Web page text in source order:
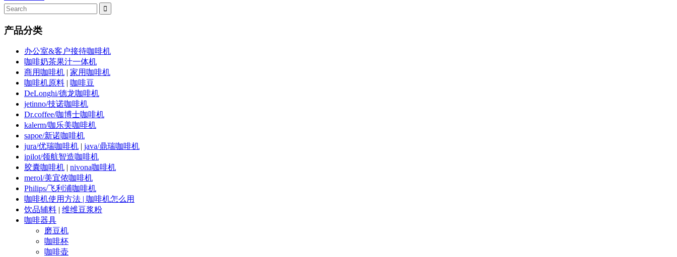
产品分类
办公室&客户接待咖啡机
咖啡奶茶果汁一体机
商用咖啡机 | 家用咖啡机
咖啡机原料 | 咖啡豆
DeLonghi/德龙咖啡机
jetinno/技诺咖啡机
Dr.coffee/咖博士咖啡机
kalerm/咖乐美咖啡机
sapoe/新诺咖啡机
jura/优瑞咖啡机 | java/鼎瑞咖啡机
ipilot/领航智造咖啡机
胶囊咖啡机 | nivona咖啡机
merol/美宜侬咖啡机
Philips/飞利浦咖啡机
咖啡机使用方法 | 咖啡机怎么用
饮品辅料 | 维维豆浆粉
咖啡器具
磨豆机
咖啡杯
咖啡壶